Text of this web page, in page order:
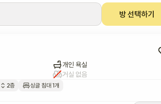
방 선택하기
개인 욕실
거실 없음
2층 싱글 침대 1개